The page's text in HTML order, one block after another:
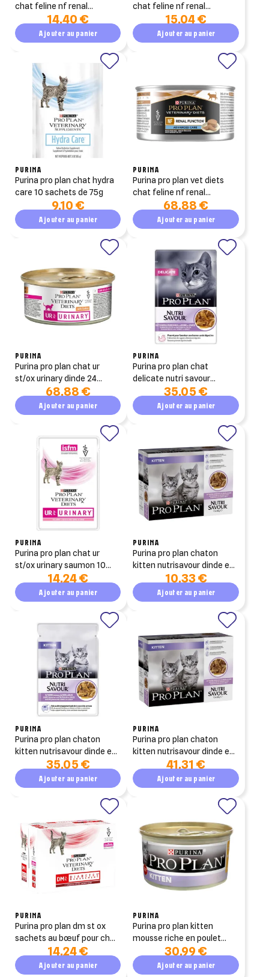
chat feline nf renal
function saumon 10x85g
14,40 €
Ajouter au panier
chat feline nf renal
function poulet 10x85g
15,04 €
Ajouter au panier
PURINA
purina pro plan chat hydra
care 10 sachets de 75g
9,10 €
Ajouter au panier
PURINA
purina pro plan vet diets
chat feline nf renal
function 24 boites de 195g
68,88 €
Ajouter au panier
PURINA
purina pro plan chat ur
st/ox urinary dinde 24
boites de 195g
68,88 €
Ajouter au panier
PURINA
purina pro plan chat
delicate nutri savour
35,05 €
Ajouter au panier
PURINA
purina pro plan chat ur
st/ox urinary saumon 10
sachets de 85g
14,24 €
Ajouter au panier
PURINA
purina pro plan chaton
kitten nutrisavour dinde en
sauce 10x85g10,33 €
Ajouter au panier
PURINA
purina pro plan chaton
kitten nutrisavour dinde en
sauce 26x85g35,05 €
Ajouter au panier
PURINA
purina pro plan chaton
kitten nutrisavour dinde en
sauce lot de 4x10x85g
41,31 €
Ajouter au panier
PURINA
purina pro plan dm st ox
sachets au bœuf pour chat
diabétiques 10 x 85g
14,24 €
Ajouter au panier
PURINA
purina pro plan kitten
mousse riche en poulet
boîte de 24x85g
30,99 €
Ajouter au panier
Ajouter à ma liste d'envies
add_circle_outline
((modalTitle))
((confirmMessage))
((cancelText)) ((modalDeleteText))
Créer une liste d'envies
Nom de la liste d'envies
Annuler Créer une liste d'envies
Connexion
Vous devez être connecté pour ajouter des produits à votre
Annuler Connexion